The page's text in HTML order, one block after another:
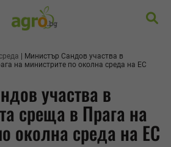
Министър Сандов участва в
на министрите по околна среда на ЕС
участва в
среща в Прага на
околна среда на ЕС